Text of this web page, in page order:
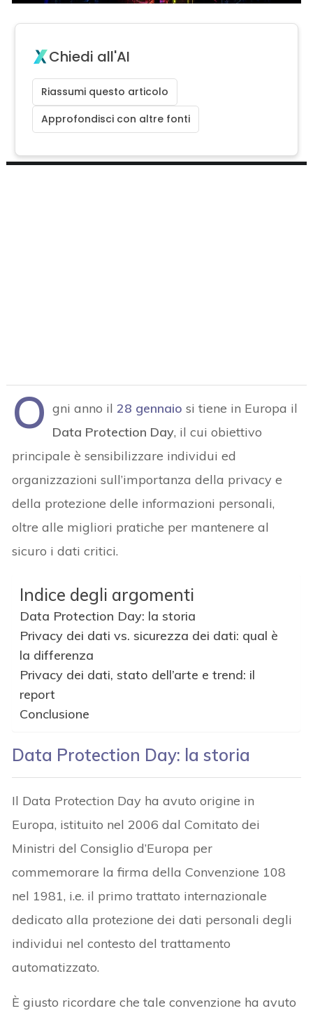
Chiedi all'AI
Riassumi questo articolo
Approfondisci con altre fonti
O gni anno il28 gennaio si tiene in Europa il
Data Protection Day, il cui obiettivo
principale è sensibilizzare individui ed
organizzazioni sull’importanza della privacy e
della protezione delle informazioni personali,
oltre alle migliori pratiche per mantenere al
sicuro i dati critici.
Indice degli argomenti
Data Protection Day: la storia
Privacy dei dati vs. sicurezza dei dati: qual è
la differenza
Privacy dei dati, stato dell’arte e trend: il
report
Conclusione
Data Protection Day: la storia
Il Data Protection Day ha avuto origine in
Europa, istituito nel 2006 dal Comitato dei
Ministri del Consiglio d’Europa per
commemorare la firma della Convenzione 108
nel 1981, i.e. il primo trattato internazionale
dedicato alla protezione dei dati personali degli
individui nel contesto del trattamento
automatizzato.
È giusto ricordare che tale convenzione ha avuto